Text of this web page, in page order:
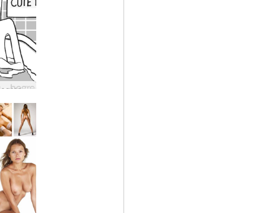
Tamsioji Hegres pusė Nr. 25: kas per antis?